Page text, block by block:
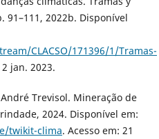
91–111, 2022b. Disponível
CLACSO/171396/1/Tramas-
jan. 2023.
Trevisol. Mineração de
2024. Disponível em:
twikit-clima. Acesso em: 21